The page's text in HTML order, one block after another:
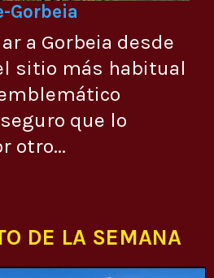
Gorbeia
a Gorbeia desde
sitio más habitual
que lo
otro...
DE LA SEMANA